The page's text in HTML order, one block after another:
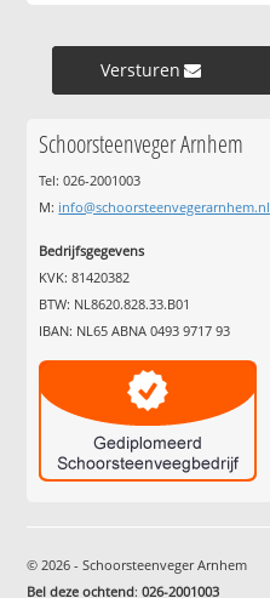
Versturen »
Schoorsteenveger Arnhem
Tel: 026-2001003
M: info@schoorsteenvegerarnhem.nl
Bedrijfsgegevens
KVK: 81420382
BTW: NL8620.828.33.B01
IBAN: NL65 ABNA 0493 9717 93
© 2026 - Schoorsteenveger Arnhem
Bel deze ochtend:026-2001003